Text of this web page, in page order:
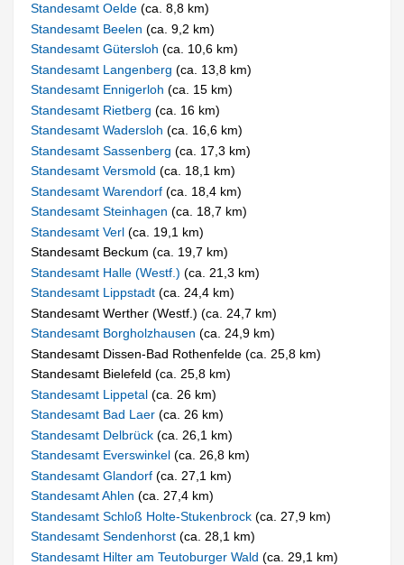
Standesamt Oelde(ca. 8,8 km)
Standesamt Beelen(ca. 9,2 km)
Standesamt Gütersloh(ca. 10,6 km)
Standesamt Langenberg(ca. 13,8 km)
Standesamt Ennigerloh(ca. 15 km)
Standesamt Rietberg(ca. 16 km)
Standesamt Wadersloh(ca. 16,6 km)
Standesamt Sassenberg(ca. 17,3 km)
Standesamt Versmold(ca. 18,1 km)
Standesamt Warendorf(ca. 18,4 km)
Standesamt Steinhagen(ca. 18,7 km)
Standesamt Verl(ca. 19,1 km)
Standesamt Beckum (ca. 19,7 km)
Standesamt Halle (Westf.)(ca. 21,3 km)
Standesamt Lippstadt(ca. 24,4 km)
Standesamt Werther (Westf.) (ca. 24,7 km)
Standesamt Borgholzhausen(ca. 24,9 km)
Standesamt Dissen-Bad Rothenfelde (ca. 25,8 km)
Standesamt Bielefeld (ca. 25,8 km)
Standesamt Lippetal(ca. 26 km)
Standesamt Bad Laer(ca. 26 km)
Standesamt Delbrück(ca. 26,1 km)
Standesamt Everswinkel(ca. 26,8 km)
Standesamt Glandorf(ca. 27,1 km)
Standesamt Ahlen(ca. 27,4 km)
Standesamt Schloß Holte-Stukenbrock(ca. 27,9 km)
Standesamt Sendenhorst(ca. 28,1 km)
Standesamt Hilter am Teutoburger Wald(ca. 29,1 km)